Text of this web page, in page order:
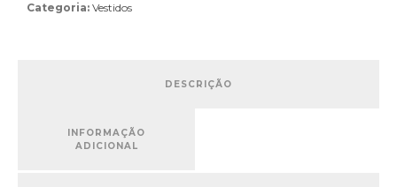
Categoria: Vestidos
DESCRIÇÃO
INFORMAÇÃO
ADICIONAL